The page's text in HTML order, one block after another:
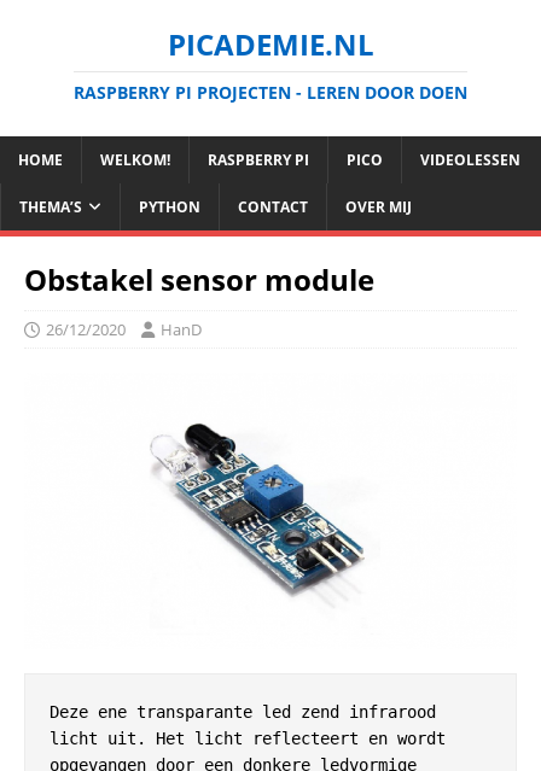
PICADEMIE.NL
RASPBERRY PI PROJECTEN - LEREN DOOR DOEN
HOME WELKOM! RASPBERRY PI PICO VIDEOLESSEN
THEMA’S PYTHON CONTACT OVER MIJ
Obstakel sensor module
26/12/2020 HanD
Deze ene transparante led zend infrarood
licht uit. Het licht reflecteert en wordt
opgevangen door een donkere ledvormige